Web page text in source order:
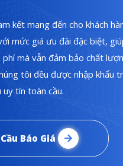
kết mang đến cho khách
mức giá ưu đãi đặc biệt,
mà vẫn đảm bảo chất
tôi đều được nhập khẩu
tín toàn cầu.
Báo Giá